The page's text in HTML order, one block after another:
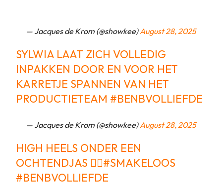
— Jacques de Krom (@showkee)August 28, 2025
SYLWIA LAAT ZICH VOLLEDIG
INPAKKEN DOOR EN VOOR HET
KARRETJE SPANNEN VAN HET
PRODUCTIETEAM #BENBVOLLIEFDE
— Jacques de Krom (@showkee)August 28, 2025
HIGH HEELS ONDER EEN
OCHTENDJAS 🤦‍♂️#SMAKELOOS
#BENBVOLLIEFDE